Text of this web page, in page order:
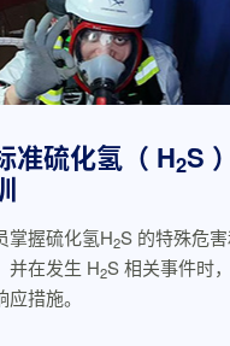
准硫化氢（ H2S
掌握硫化氢H2S 的特殊危
并在发生 H2S 相关事件时
措施。